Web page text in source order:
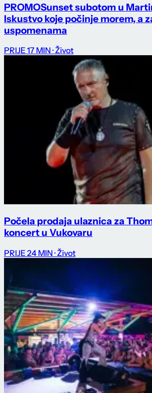
PROMOSunset subotom u
Iskustvo koje počinje morem, a
uspomenama
PRIJE 17 MIN · Život
Počela prodaja ulaznica za
koncert u Vukovaru
PRIJE 24 MIN · Život